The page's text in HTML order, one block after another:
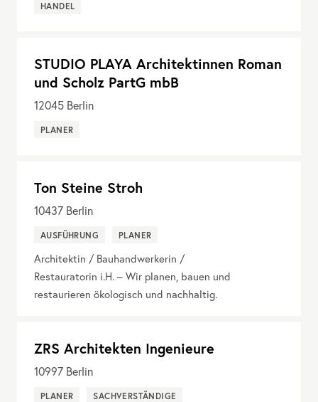
HANDEL
STUDIO PLAYA Architektinnen Roman
und Scholz PartG mbB
12045 Berlin
PLANER
Ton Steine Stroh
10437 Berlin
AUSFÜHRUNG PLANER
Architektin / Bauhandwerkerin /
Restauratorin i.H. – Wir planen, bauen und
restaurieren ökologisch und nachhaltig.
ZRS Architekten Ingenieure
10997 Berlin
PLANER SACHVERSTÄNDIGE